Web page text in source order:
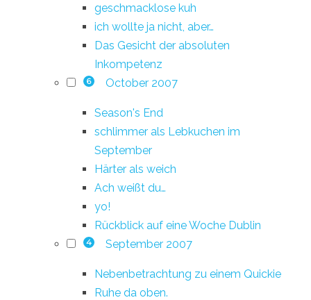
geschmacklose kuh
ich wollte ja nicht, aber…
Das Gesicht der absoluten
Inkompetenz
6 October 2007
Season's End
schlimmer als Lebkuchen im
September
Härter als weich
Ach weißt du…
yo!
Rückblick auf eine Woche Dublin
4 September 2007
Nebenbetrachtung zu einem Quickie
Ruhe da oben.